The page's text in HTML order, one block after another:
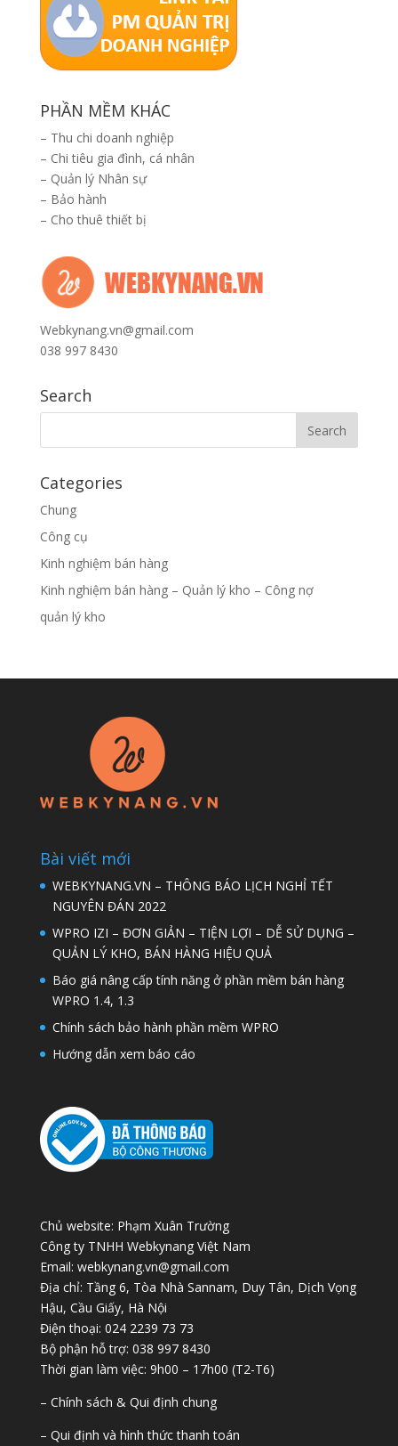
PHẦN MỀM KHÁC
– Thu chi doanh nghiệp
– Chi tiêu gia đình, cá nhân
– Quản lý Nhân sự
– Bảo hành
– Cho thuê thiết bị
Webkynang.vn@gmail.com
038 997 8430
Search
Categories
Chung
Công cụ
Kinh nghiệm bán hàng
Kinh nghiệm bán hàng – Quản lý kho – Công nợ
quản lý kho
Bài viết mới
WEBKYNANG.VN – THÔNG BÁO LỊCH NGHỈ TẾT
NGUYÊN ĐÁN 2022
WPRO IZI – ĐƠN GIẢN – TIỆN LỢI – DỄ SỬ DỤNG –
QUẢN LÝ KHO, BÁN HÀNG HIỆU QUẢ
Báo giá nâng cấp tính năng ở phần mềm bán hàng
WPRO 1.4, 1.3
Chính sách bảo hành phần mềm WPRO
Hướng dẫn xem báo cáo
Chủ website: Phạm Xuân Trường
Công ty TNHH Webkynang Việt Nam
Email: webkynang.vn@gmail.com
Địa chỉ: Tầng 6, Tòa Nhà Sannam, Duy Tân, Dịch Vọng
Hậu, Cầu Giấy, Hà Nội
Điện thoại: 024 2239 73 73
Bộ phận hỗ trợ: 038 997 8430
Thời gian làm việc: 9h00 – 17h00 (T2-T6)
– Chính sách & Qui định chung
– Qui định và hình thức thanh toán